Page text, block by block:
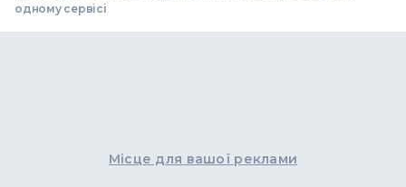
одному сервісі
Місце для вашої реклами